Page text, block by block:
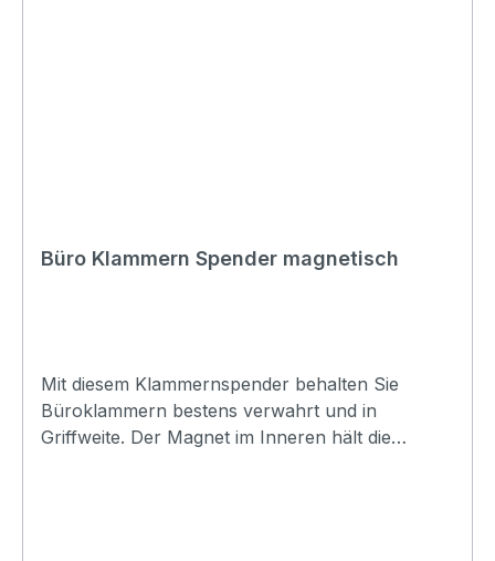
Büro Klammern Spender magnetisch
Mit diesem Klammernspender behalten Sie
Büroklammern bestens verwahrt und in
Griffweite. Der Magnet im Inneren hält die